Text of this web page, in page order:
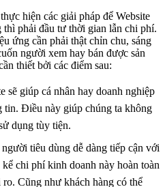
hiện các giải pháp để Website
phải đầu tư thời gian lẫn chi phí.
ứng cần phải thật chỉn chu, sáng
người xem hay bán được sản
thiết bởi các điểm sau:
sẽ giúp cá nhân hay doanh nghiệp
tin. Điều này giúp chúng ta không
dụng tùy tiện.
tiêu dùng dễ dàng tiếp cận với
chi phí kinh doanh này hoàn toàn
ro. Cũng như khách hàng có thể